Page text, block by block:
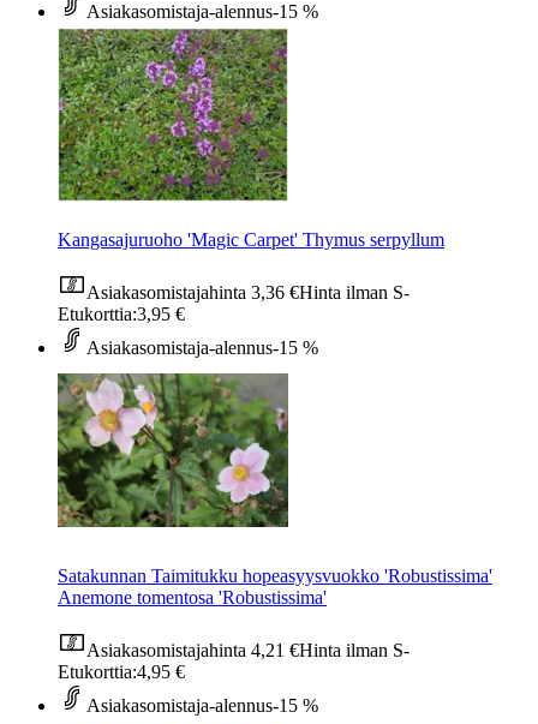
Asiakasomistaja-alennus-15 %
Kangasajuruoho 'Magic Carpet' Thymus serpyllum
Asiakasomistajahinta 3,36 €Hinta ilman S-
Etukorttia:3,95 €
Asiakasomistaja-alennus-15 %
Satakunnan Taimitukku hopeasyysvuokko 'Robustissima'
Anemone tomentosa 'Robustissima'
Asiakasomistajahinta 4,21 €Hinta ilman S-
Etukorttia:4,95 €
Asiakasomistaja-alennus-15 %